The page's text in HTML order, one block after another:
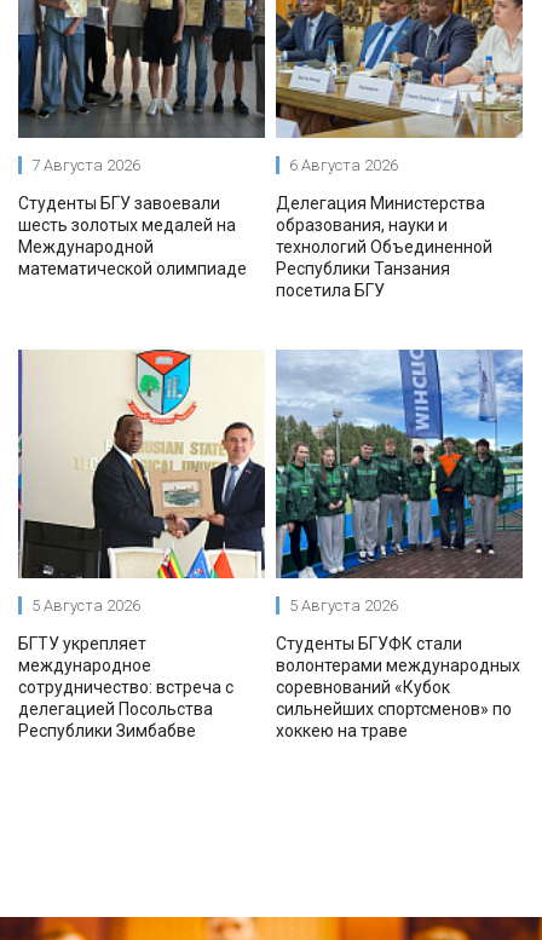
7 Августа 2026
Студенты БГУ завоевали
шесть золотых медалей на
Международной
математической олимпиаде
6 Августа 2026
Делегация Министерства
образования, науки и
технологий Объединенной
Республики Танзания
посетила БГУ
5 Августа 2026
БГТУ укрепляет
международное
сотрудничество: встреча с
делегацией Посольства
Республики Зимбабве
5 Августа 2026
Студенты БГУФК стали
волонтерами международных
соревнований «Кубок
сильнейших спортсменов» по
хоккею на траве